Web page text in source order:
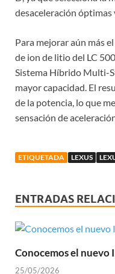
desaceleración óptimas
Para mejorar aún más
de ion de litio del LC
Sistema Híbrido Multi-
mayor capacidad. El
de la potencia, lo que
sensación de
ETIQUETADA LEXUS
ENTRADAS
Conocemos el nuevo
25/05/2026